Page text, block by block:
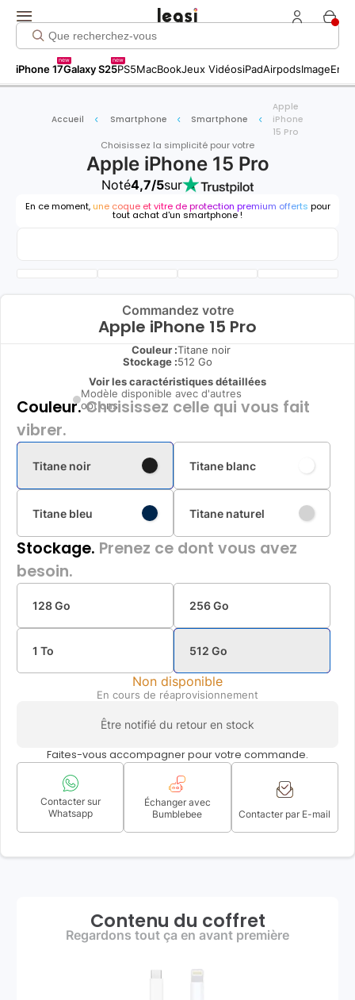
iPhone 17
new
Galaxy S25
new
PS5MacBookJeux VidéosiPadAirpodsImage
Accueil Smartphone Smartphone
Apple
iPhone
15 Pro
Choisissez la simplicité pour votre
Apple iPhone 15 Pro
Noté4,7/5sur
En ce moment, une coque et vitre de protection premium offerts pour
tout achat d'un smartphone !
Commandez votre
Apple iPhone 15 Pro
Couleur :Titane noir
Stockage :512 Go
Voir les caractéristiques détaillées
Modèle disponible avec d'autres
options
Couleur.Choisissez celle qui vous fait
vibrer.
Titane noir Titane blanc
Titane bleu Titane naturel
Stockage. Prenez ce dont vous avez
besoin.
128 Go 256 Go
1 To 512 Go
Non disponible
En cours de réaprovisionnement
Être notifié du retour en stock
Faites-vous accompagner pour votre commande.
Contacter sur
Whatsapp
Échanger avec
Bumblebee
Contacter par E-mail
Contenu du coffret
Regardons tout ça en avant première